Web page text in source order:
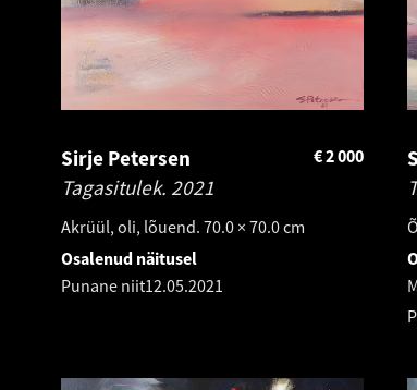
Sirje Petersen
Tagasitulek. 2021
Akrüül, oli, lõuend. 70.0 × 70.0 cm
2 000
€
Osalenud näitusel
Punane niit12.05.2021